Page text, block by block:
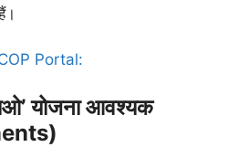
Portal:
योजना आवश्यक